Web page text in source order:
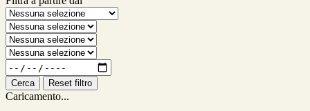
Cerca Reset filtro
Caricamento...